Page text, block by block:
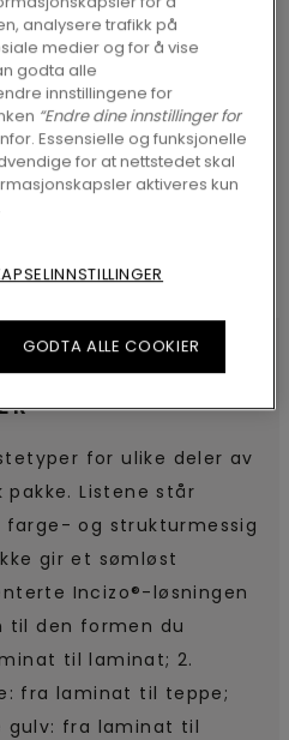
SØK
for ulike deler av
Listene står
og strukturmessig
gir et sømløst
Incizo®-løsningen
til den formen du
til laminat; 2.
fra laminat til teppe;
gulv: fra laminat til
analysere trafikk på
medier og for å vise
godta alle
innstillingene for
“Endre dine innstillinger for
Essensielle og funksjonelle
for at nettstedet skal
aktiveres kun
GODTA ALLE COOKIER